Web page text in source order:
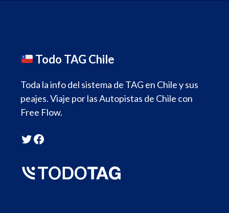
Todo TAG Chile
Toda la info del sistema de TAG en Chile y sus
peajes. Viaje por las Autopistas de Chile con
Free Flow.
Twitter
Facebook